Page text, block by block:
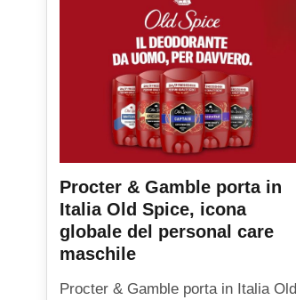
Procter & Gamble porta in
Italia Old Spice, icona
globale del personal care
maschile
Procter & Gamble porta in Italia Old